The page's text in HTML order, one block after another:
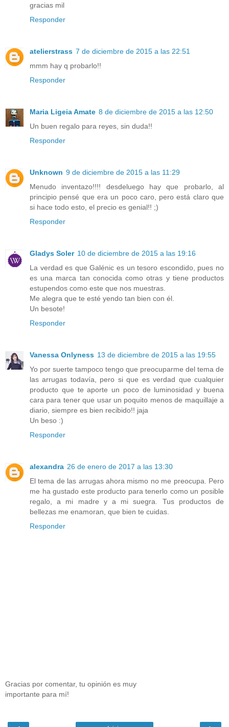
gracias mil
Responder
atelierstrass 7 de diciembre de 2015 a las 22:51
mmm hay q probarlo!!
Responder
Maria Ligeia Amate 8 de diciembre de 2015 a las 12:50
Un buen regalo para reyes, sin duda!!
Responder
Unknown 9 de diciembre de 2015 a las 11:29
Menudo inventazo!!!! desdeluego hay que probarlo, al
principio pensé que era un poco caro, pero está claro que
si hace todo esto, el precio es genial!! ;)
Responder
Gladys Soler 10 de diciembre de 2015 a las 19:16
La verdad es que Galénic es un tesoro escondido, pues no
es una marca tan conocida como otras y tiene productos
estupendos como este que nos muestras.
Me alegra que te esté yendo tan bien con él.
Un besote!
Responder
Vanessa Onlyness 13 de diciembre de 2015 a las 19:55
Yo por suerte tampoco tengo que preocuparme del tema de
las arrugas todavía, pero si que es verdad que cualquier
producto que te aporte un poco de luminosidad y buena
cara para tener que usar un poquito menos de maquillaje a
diario, siempre es bien recibido!! jaja
Un beso :)
Responder
alexandra 26 de enero de 2017 a las 13:30
El tema de las arrugas ahora mismo no me preocupa. Pero
me ha gustado este producto para tenerlo como un posible
regalo, a mi madre y a mi suegra. Tus productos de
bellezas me enamoran, que bien te cuidas.
Responder
Gracias por comentar, tu opinión es muy
importante para mí!